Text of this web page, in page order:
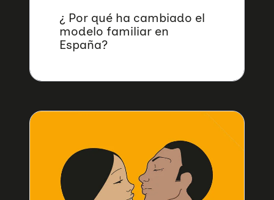
¿ Por qué ha cambiado el
modelo familiar en
España?